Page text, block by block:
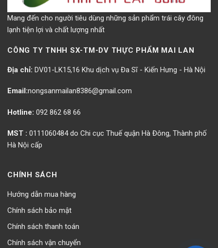
Mang đến cho người tiêu dùng những sản phẩm trái cây đông
lạnh tiện lợi và chất lượng nhất
CÔNG TY TNHH SX-TM-DV THỰC PHẨM MAI LAN
Địa chỉ: DV01-LK15,16 Khu dịch vụ Đa Sĩ - Kiến Hưng - Hà Nội
Email:nongsanmailan8386@gmail.com
Hotline: 092 862 68 66
MST : 0111060484 do Chi cục Thuế quận Hà Đông, Thành phố
Hà Nội cấp
CHÍNH SÁCH
Hướng dẫn mua hàng
Chính sách bảo mật
Chính sách thanh toán
Chính sách vận chuyển